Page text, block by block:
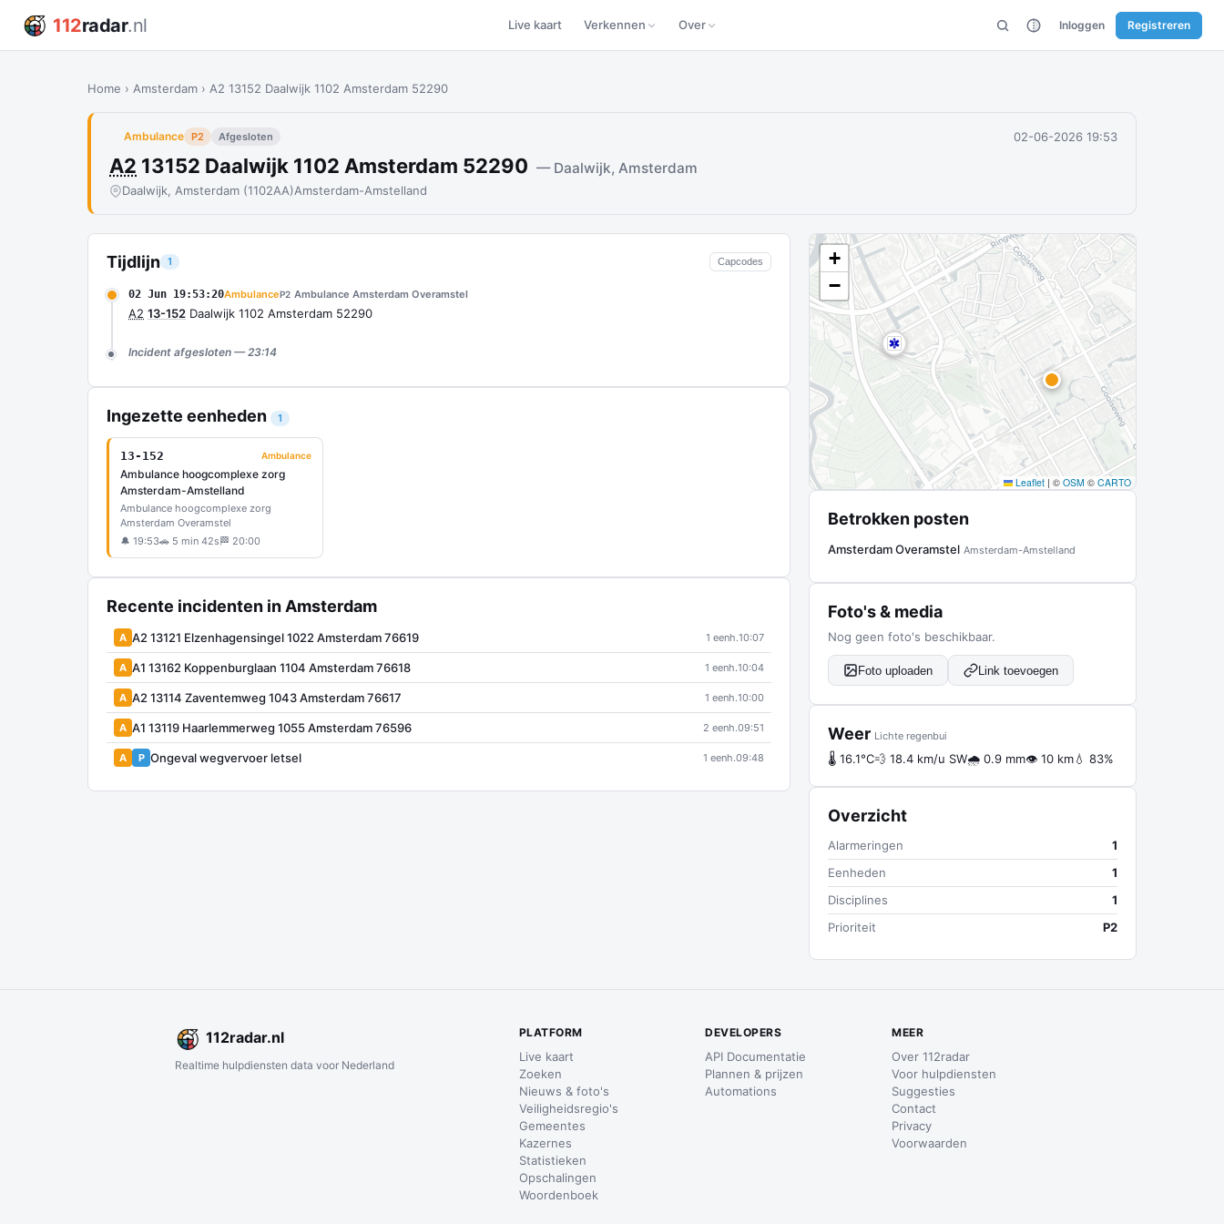
112radar.nl Live kaart Verkennen Over Inloggen Registreren
Home › Amsterdam › A2 13152 Daalwijk 1102 Amsterdam 52290
Ambulance P2 Afgesloten 02-06-2026 19:53
A2 13152 Daalwijk 1102 Amsterdam 52290 — Daalwijk, Amsterdam
Daalwijk, Amsterdam (1102AA)Amsterdam-Amstelland
Tijdlijn 1 Capcodes
02 Jun 19:53:20AmbulanceP2 Ambulance Amsterdam Overamstel
A2 13-152 Daalwijk 1102 Amsterdam 52290
Incident afgesloten — 23:14
Ingezette eenheden 1
13-152 Ambulance
Ambulance hoogcomplexe zorg
Amsterdam-Amstelland
Ambulance hoogcomplexe zorg
Amsterdam Overamstel
🔔 19:53🚗 5 min 42s 🏁 20:00
Recente incidenten in Amsterdam
A A2 13121 Elzenhagensingel 1022 Amsterdam 76619 1 eenh.10:07
A A1 13162 Koppenburglaan 1104 Amsterdam 76618 1 eenh.10:04
A A2 13114 Zaventemweg 1043 Amsterdam 76617 1 eenh.10:00
A A1 13119 Haarlemmerweg 1055 Amsterdam 76596 2 eenh.09:51
A P Ongeval wegvervoer letsel 1 eenh.09:48
+
−
Leaflet | © OSM © CARTO
Betrokken posten
Amsterdam Overamstel Amsterdam-Amstelland
Foto's & media
Nog geen foto's beschikbaar.
Foto uploaden Link toevoegen
Weer Lichte regenbui
🌡 16.1°C💨 18.4 km/u SW🌧 0.9 mm👁 10 km💧 83%
Overzicht
Alarmeringen
1
Eenheden
1
Disciplines
1
Prioriteit
P2
112radar.nl
Realtime hulpdiensten data voor Nederland
PLATFORM
Live kaart
Zoeken
Nieuws & foto's
Veiligheidsregio's
Gemeentes
Kazernes
Statistieken
Opschalingen
Woordenboek
DEVELOPERS
API Documentatie
Plannen & prijzen
Automations
MEER
Over 112radar
Voor hulpdiensten
Suggesties
Contact
Privacy
Voorwaarden